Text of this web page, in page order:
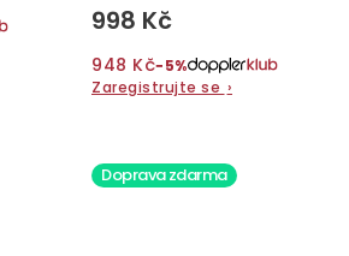
998 Kč
948 Kč−5%
Zaregistrujte se ›
Doprava zdarma